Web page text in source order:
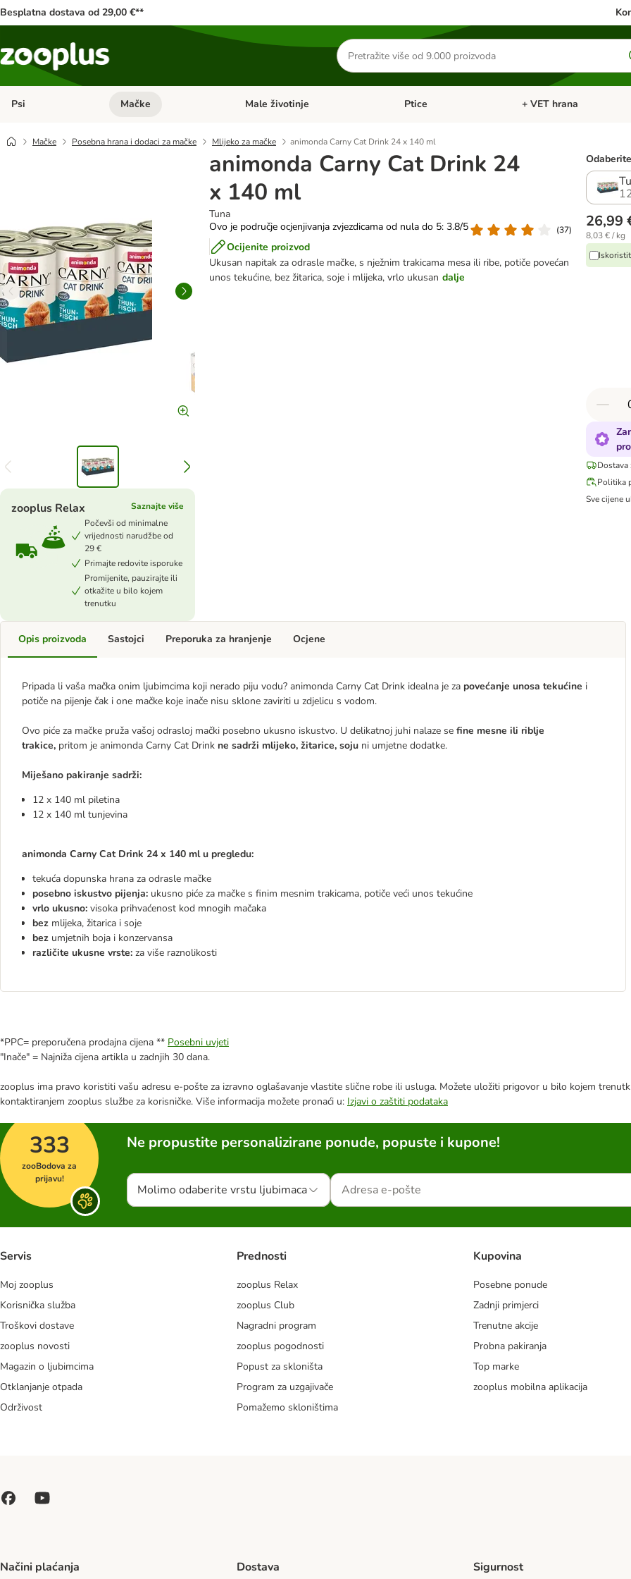
Besplatna dostava od 29,00 €**
Traži
proizvode
Psi Pregled kategorija: Psi
Mačke Pregled kategorija: Mačke
Male životinje Pregled kategorija: Male životinje
Ptice Pregled kategorija: Ptice
+ VET hrana
Mačke Posebna hrana i dodaci za mačke Mlijeko za mačke animonda Carny Cat Drink 24 x 140 ml
animonda Carny Cat Drink 24
x 140 ml
Tuna
Ovo je područje ocjenjivanja zvjezdicama od nula do 5: 3.8/5
(37)
Ocijenite proizvod
Ukusan napitak za odrasle mačke, s nježnim trakicama mesa ili ribe, potiče povećan
unos tekućine, bez žitarica, soje i mlijeka, vrlo ukusan dalje
zooplus Relax
Saznajte više
Počevši od minimalne
vrijednosti narudžbe od
29 €
Primajte redovite isporuke
Promijenite, pauzirajte ili
otkažite u bilo kojem
trenutku
26,99
8,03 € / kg
Dostava
Politika
Sve cijene
Opis proizvoda
Pripada li vaša mačka onim ljubimcima koji nerado piju vodu? animonda Carny Cat Drink idealna je za povećanje unosa tekućine i
potiče na pijenje čak i one mačke koje inače nisu sklone zaviriti u zdjelicu s vodom.
Ovo piće za mačke pruža vašoj odrasloj mački posebno ukusno iskustvo. U delikatnoj juhi nalaze se fine mesne ili riblje
trakice, pritom je animonda Carny Cat Drink ne sadrži mlijeko, žitarice, soju ni umjetne dodatke.
Miješano pakiranje sadrži:
12 x 140 ml piletina
12 x 140 ml tunjevina
animonda Carny Cat Drink 24 x 140 ml u pregledu:
tekuća dopunska hrana za odrasle mačke
posebno iskustvo pijenja: ukusno piće za mačke s finim mesnim trakicama, potiče veći unos tekućine
vrlo ukusno: visoka prihvaćenost kod mnogih mačaka
bez mlijeka, žitarica i soje
bez umjetnih boja i konzervansa
različite ukusne vrste: za više raznolikosti
Sastojci Preporuka za hranjenje Ocjene
*PPC= preporučena prodajna cijena ** Posebni uvjeti
"Inače" = Najniža cijena artikla u zadnjih 30 dana.
zooplus ima pravo koristiti vašu adresu e-pošte za izravno oglašavanje vlastite slične robe ili usluga. Možete uložiti prigovor u bilo kojem
kontaktiranjem zooplus službe za korisničke. Više informacija možete pronaći u: Izjavi o zaštiti podataka
333
zooBodova za
prijavu!
Ne propustite personalizirane ponude, popuste i kupone!
Molimo odaberite vrstu ljubimaca
Servis
Moj zooplus
Korisnička služba
Troškovi dostave
zooplus novosti
Magazin o ljubimcima
Otklanjanje otpada
Održivost
Prednosti
zooplus Relax
zooplus Club
Nagradni program
zooplus pogodnosti
Popust za skloništa
Program za uzgajivače
Pomažemo skloništima
Kupovina
Posebne ponude
Zadnji primjerci
Trenutne akcije
Probna pakiranja
Top marke
zooplus mobilna aplikacija
Načini plaćanja Dostava Sigurnost